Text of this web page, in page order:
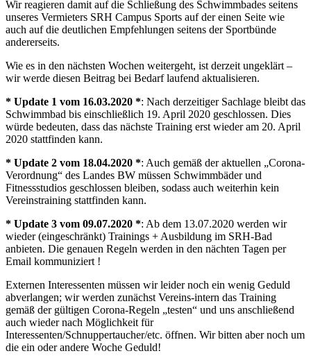
Wir reagieren damit auf die Schließung des Schwimmbades seitens
unseres Vermieters SRH Campus Sports auf der einen Seite wie
auch auf die deutlichen Empfehlungen seitens der Sportbünde
andererseits.
Wie es in den nächsten Wochen weitergeht, ist derzeit ungeklärt –
wir werde diesen Beitrag bei Bedarf laufend aktualisieren.
* Update 1 vom 16.03.2020 *: Nach derzeitiger Sachlage bleibt das
Schwimmbad bis einschließlich 19. April 2020 geschlossen. Dies
würde bedeuten, dass das nächste Training erst wieder am 20. April
2020 stattfinden kann.
* Update 2 vom 18.04.2020 *: Auch gemäß der aktuellen „Corona-
Verordnung“ des Landes BW müssen Schwimmbäder und
Fitnessstudios geschlossen bleiben, sodass auch weiterhin kein
Vereinstraining stattfinden kann.
* Update 3 vom 09.07.2020 *: Ab dem 13.07.2020 werden wir
wieder (eingeschränkt) Trainings + Ausbildung im SRH-Bad
anbieten. Die genauen Regeln werden in den nächten Tagen per
Email kommuniziert !
Externen Interessenten müssen wir leider noch ein wenig Geduld
abverlangen; wir werden zunächst Vereins-intern das Training
gemäß der gültigen Corona-Regeln „testen“ und uns anschließend
auch wieder nach Möglichkeit für
Interessenten/Schnuppertaucher/etc. öffnen. Wir bitten aber noch um
die ein oder andere Woche Geduld!